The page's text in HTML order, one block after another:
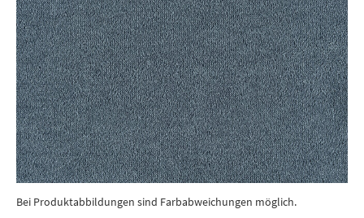
Bei Produktabbildungen sind Farbabweichungen möglich.